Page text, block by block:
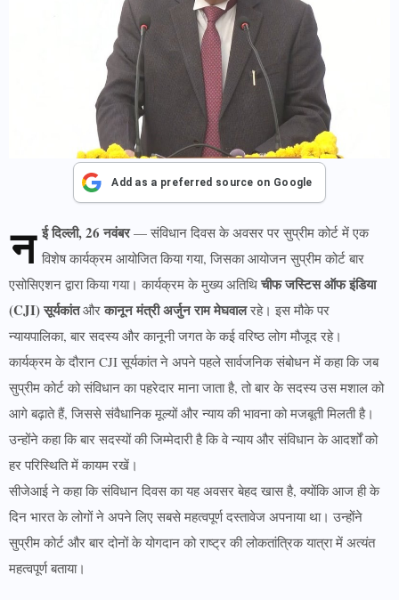
Add as a preferred source on Google
न ई दिल्ली, 26 नवंबर— संविधान दिवस के अवसर पर सुप्रीम कोर्ट में एक
विशेष कार्यक्रम आयोजित किया गया, जिसका आयोजन सुप्रीम कोर्ट बार
एसोसिएशन द्वारा किया गया। कार्यक्रम के मुख्य अतिथिचीफ जस्टिस ऑफ इंडिया
(CJI) सूर्यकांतऔरकानून मंत्री अर्जुन राम मेघवालरहे। इस मौके पर
न्यायपालिका, बार सदस्य और कानूनी जगत के कई वरिष्ठ लोग मौजूद रहे।
कार्यक्रम के दौरान CJI सूर्यकांत ने अपने पहले सार्वजनिक संबोधन में कहा कि जब
सुप्रीम कोर्ट को संविधान का पहरेदार माना जाता है, तो बार के सदस्य उस मशाल को
आगे बढ़ाते हैं, जिससे संवैधानिक मूल्यों और न्याय की भावना को मजबूती मिलती है।
उन्होंने कहा कि बार सदस्यों की जिम्मेदारी है कि वे न्याय और संविधान के आदर्शों को
हर परिस्थिति में कायम रखें।
सीजेआई ने कहा कि संविधान दिवस का यह अवसर बेहद खास है, क्योंकि आज ही के
दिन भारत के लोगों ने अपने लिए सबसे महत्वपूर्ण दस्तावेज अपनाया था। उन्होंने
सुप्रीम कोर्ट और बार दोनों के योगदान को राष्ट्र की लोकतांत्रिक यात्रा में अत्यंत
महत्वपूर्ण बताया।